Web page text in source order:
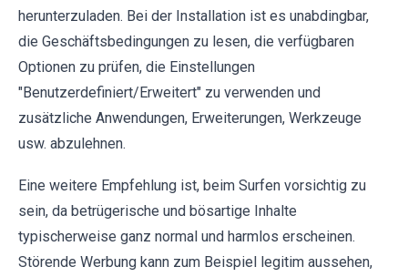
herunterzuladen. Bei der Installation ist es unabdingbar,
die Geschäftsbedingungen zu lesen, die verfügbaren
Optionen zu prüfen, die Einstellungen
"Benutzerdefiniert/Erweitert" zu verwenden und
zusätzliche Anwendungen, Erweiterungen, Werkzeuge
usw. abzulehnen.
Eine weitere Empfehlung ist, beim Surfen vorsichtig zu
sein, da betrügerische und bösartige Inhalte
typischerweise ganz normal und harmlos erscheinen.
Störende Werbung kann zum Beispiel legitim aussehen,